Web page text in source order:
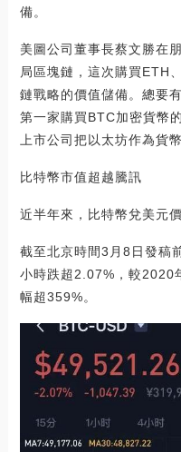
備。
美圖公司董事長蔡文勝在
局區塊鏈，這次購買ETH
鏈戰略的價值儲備。總要
第一家購買BTC加密貨幣
上市公司把以太坊作為貨
比特幣市值超越騰訊
近半年來，比特幣兌美元
截至北京時間3月8日發稿
小時跌超2.07%，較2020
幅超359%。